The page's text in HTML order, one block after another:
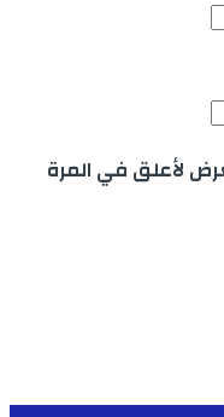
لأعلق في المرة